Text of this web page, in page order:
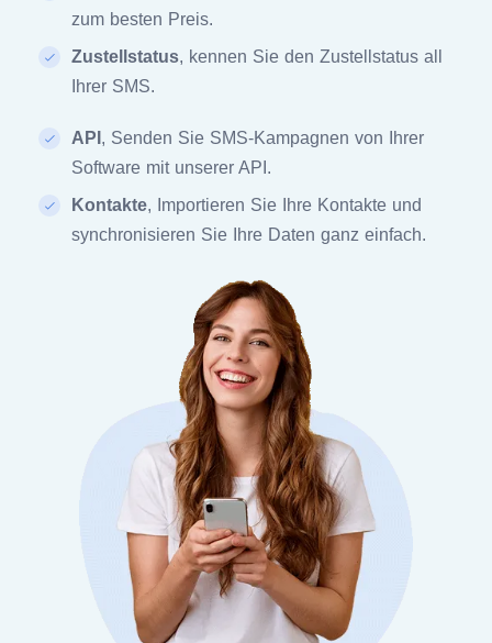
zum besten Preis.
Zustellstatus, kennen Sie den Zustellstatus all
Ihrer SMS.
API , Senden Sie SMS-Kampagnen von Ihrer
Software mit unserer API.
Kontakte, Importieren Sie Ihre Kontakte und
synchronisieren Sie Ihre Daten ganz einfach.